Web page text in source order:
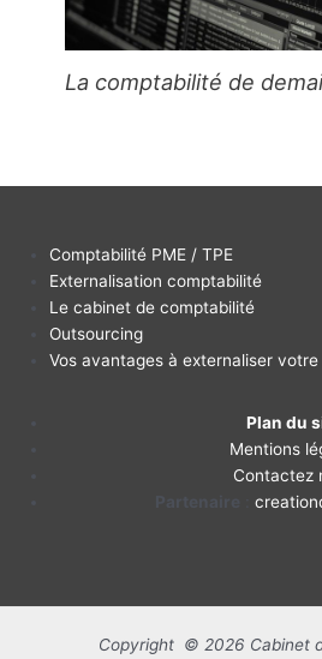
La comptabilité de
Comptabilité PME / TPE
Externalisation comptabilité
Le cabinet de comptabilité
Outsourcing
Vos avantages à externaliser
Plan du
Mentions
Contactez
:
Copyright © 2026 Cabinet